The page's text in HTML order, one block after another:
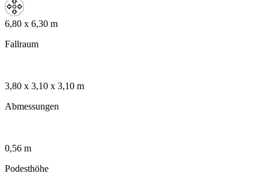
› Zwei-Turm-Spielkombinationen
6,80 x 6,30 m
Fallraum
3,80 x 3,10 x 3,10 m
Abmessungen
0,56 m
Podesthöhe